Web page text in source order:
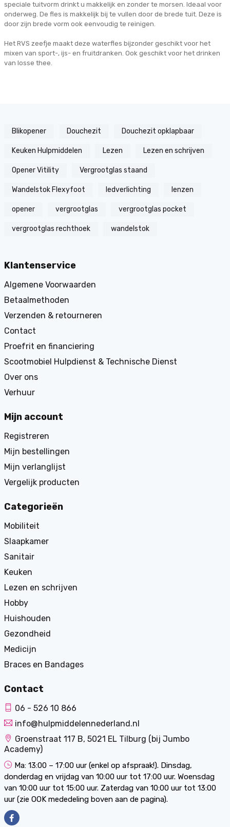
speciale tuitvorm drinkt u makkelijk en zonder te morsen. Ideaal voor
onderweg. De fles is makkelijk bij te vullen door de brede tuit. Deze is
door zijn brede vorm ook eenvoudig te reinigen.
Het RVS zeefje maakt deze waterfles bijzonder geschikt voor het
mixen van sport-, ijs- en fruitdranken. Ook geschikt voor het drinken
van losse thee.
Blikopener Douchezit Douchezit opklapbaar
Keuken Hulpmiddelen Lezen Lezen en schrijven
Opener Vitility Vergrootglas staand
Wandelstok Flexyfoot ledverlichting lenzen
opener vergrootglas vergrootglas pocket
vergrootglas rechthoek wandelstok
Klantenservice
Algemene Voorwaarden
Betaalmethoden
Verzenden & retourneren
Contact
Proefrit en financiering
Scootmobiel Hulpdienst & Technische Dienst
Over ons
Verhuur
Mijn account
Registreren
Mijn bestellingen
Mijn verlanglijst
Vergelijk producten
Categorieën
Mobiliteit
Slaapkamer
Sanitair
Keuken
Lezen en schrijven
Hobby
Huishouden
Gezondheid
Medicijn
Braces en Bandages
Contact
06 - 526 10 866
info@hulpmiddelennederland.nl
Groenstraat 117 B, 5021 EL Tilburg (bij Jumbo
Academy)
Ma: 13:00 – 17:00 uur (enkel op afspraak!). Dinsdag,
donderdag en vrijdag van 10:00 uur tot 17:00 uur. Woensdag
van 10:00 uur tot 15:00 uur. Zaterdag van 10:00 uur tot 13:00
uur (zie OOK mededeling boven aan de pagina).